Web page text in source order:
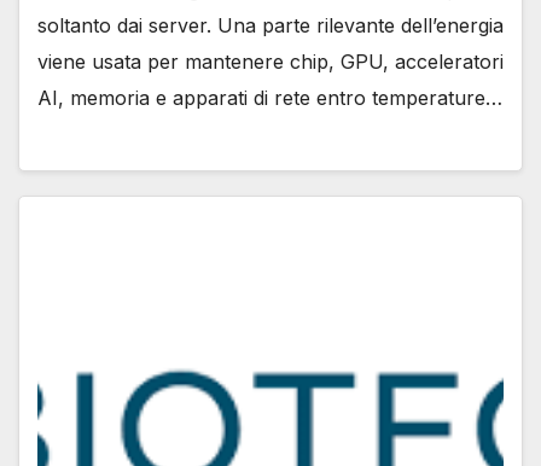
soltanto dai server. Una parte rilevante dell’energia
viene usata per mantenere chip, GPU, acceleratori
AI, memoria e apparati di rete entro temperature…